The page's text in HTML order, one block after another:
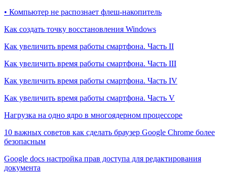
• Компьютер не распознает флеш-накопитель
Как создать точку восстановления Windows
Как увеличить время работы смартфона. Часть II
Как увеличить время работы смартфона. Часть III
Как увеличить время работы смартфона. Часть IV
Как увеличить время работы смартфона. Часть V
Нагрузка на одно ядро в многоядерном процессоре
10 важных советов как сделать браузер Google Chrome более
безопасным
Google docs настройка прав доступа для редактирования
документа